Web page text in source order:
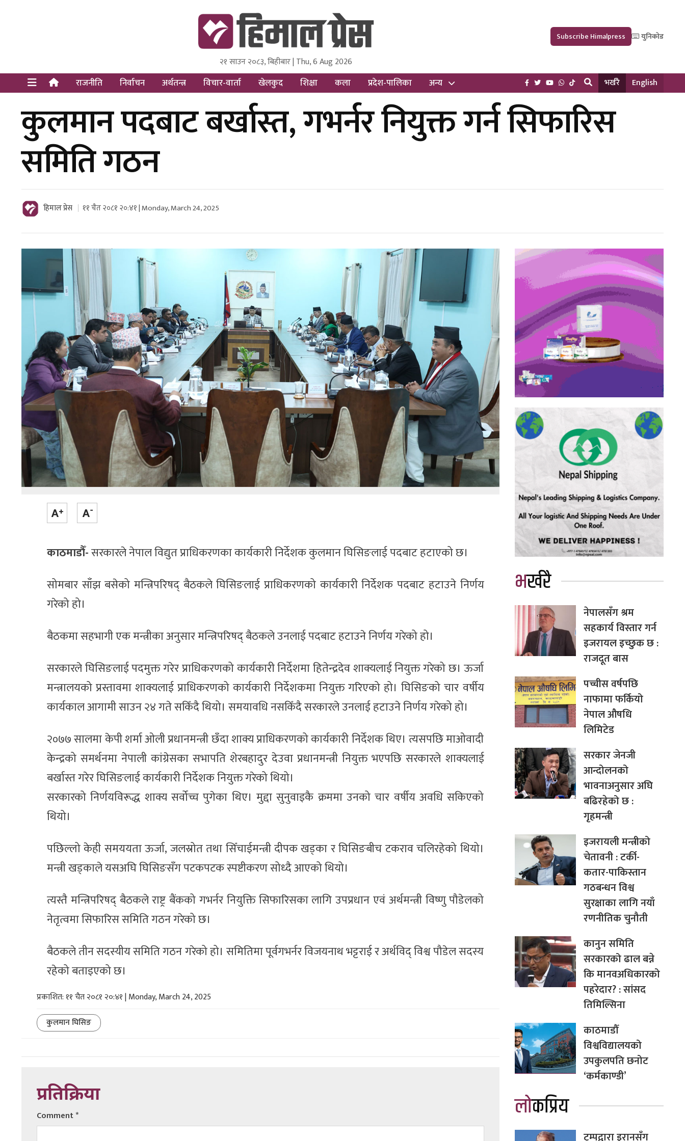
Himal Press
Dot NewsyNepal Media and Research Pvt Ltd.
२१ साउन २०८३, बिहीबार | Thu, 6 Aug 2026
Subscribe Himalpress युनिकोड
राजनीति निर्वाचन अर्थतन्त्र विचार-वार्ता खेलकुद शिक्षा कला प्रदेश-पालिका अन्य भर्खरै English
कुलमान पदबाट बर्खास्त, गभर्नर नियुक्त गर्न सिफारिस
समिति गठन
हिमाल प्रेस ११ चैत २०८१ २०:४१ | Monday, March 24, 2025
काठमाडौँ-सरकारले नेपाल विद्युत प्राधिकरणका कार्यकारी निर्देशक कुलमान घिसिङलाई पदबाट हटाएको छ।
सोमबार साँझ बसेको मन्त्रिपरिषद् बैठकले घिसिङलाई प्राधिकरणको कार्यकारी निर्देशक पदबाट हटाउने निर्णय
गरेको हो।
बैठकमा सहभागी एक मन्त्रीका अनुसार मन्त्रिपरिषद् बैठकले उनलाई पदबाट हटाउने निर्णय गरेको हो।
सरकारले घिसिङलाई पदमुक्त गरेर प्राधिकरणको कार्यकारी निर्देशमा हितेन्द्रदेव शाक्यलाई नियुक्त गरेको छ। ऊर्जा
मन्त्रालयको प्रस्तावमा शाक्यलाई प्राधिकरणको कार्यकारी निर्देशकमा नियुक्त गरिएको हो। घिसिङको चार वर्षीय
कार्यकाल आगामी साउन २४ गते सकिँदै थियो। समयावधि नसकिँदै सरकारले उनलाई हटाउने निर्णय गरेको हो।
२०७७ सालमा केपी शर्मा ओली प्रधानमन्त्री छँदा शाक्य प्राधिकरणको कार्यकारी निर्देशक थिए। त्यसपछि माओवादी
केन्द्रको समर्थनमा नेपाली कांग्रेसका सभापति शेरबहादुर देउवा प्रधानमन्त्री नियुक्त भएपछि सरकारले शाक्यलाई
बर्खास्त गरेर घिसिङलाई कार्यकारी निर्देशक नियुक्त गरेको थियो।
सरकारको निर्णयविरूद्ध शाक्य सर्वोच्च पुगेका थिए। मुद्दा सुनुवाइकै क्रममा उनको चार वर्षीय अवधि सकिएको
थियो।
पछिल्लो केही समययता ऊर्जा, जलस्रोत तथा सिँचाईमन्त्री दीपक खड्का र घिसिङबीच टकराव चलिरहेको थियो।
मन्त्री खड्काले यसअघि घिसिङसँग पटकपटक स्पष्टीकरण सोध्दै आएको थियो।
त्यस्तै मन्त्रिपरिषद् बैठकले राष्ट्र बैंकको गभर्नर नियुक्ति सिफारिसका लागि उपप्रधान एवं अर्थमन्त्री विष्णु पौडेलको
नेतृत्वमा सिफारिस समिति गठन गरेको छ।
बैठकले तीन सदस्यीय समिति गठन गरेको हो। समितिमा पूर्वगभर्नर विजयनाथ भट्टराई र अर्थविद् विश्व पौडेल सदस्य
रहेको बताइएको छ।
प्रकाशित: ११ चैत २०८१ २०:४१ | Monday, March 24, 2025
कुलमान घिसिङ
प्रतिक्रिया
Comment*
भर्खरै
नेपालसँग श्रम
सहकार्य विस्तार गर्न
इजरायल इच्छुक छ :
राजदूत बास
पच्चीस वर्षपछि
नाफामा फर्कियो
नेपाल औषधि
लिमिटेड
सरकार जेनजी
आन्दोलनको
भावनाअनुसार अघि
बढिरहेको छ :
गृहमन्त्री
इजरायली मन्त्रीको
चेतावनी : टर्की-
कतार-पाकिस्तान
गठबन्धन विश्व
सुरक्षाका लागि नयाँ
रणनीतिक चुनौती
कानुन समिति
सरकारको ढाल बन्ने
कि मानवअधिकारको
पहरेदार? : सांसद
तिमिल्सिना
काठमाडौँ
विश्वविद्यालयको
उपकुलपति छनोट
‘कर्मकाण्डी’
लोकप्रिय
ट्रम्पद्वारा इरानसँग